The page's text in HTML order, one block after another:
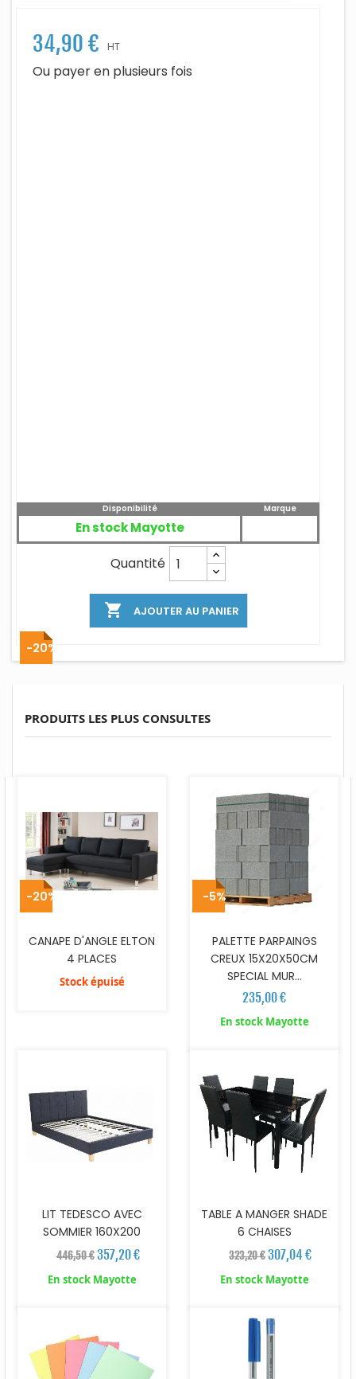
34,90 € HT
Ou payer en plusieurs fois
Disponibilité
En stock Mayotte
Marque
Quantité
 AJOUTER AU PANIER
PRODUITS LES PLUS CONSULTES
-20%
CANAPE D'ANGLE ELTON
4 PLACES
Stock épuisé
PALETTE PARPAINGS
CREUX 15X20X50CM
SPECIAL MUR...
235,00 €
En stock Mayotte
-20%
LIT TEDESCO AVEC
SOMMIER 160X200
446,50 € 357,20 €
En stock Mayotte
-5%
TABLE A MANGER SHADE
6 CHAISES
323,20 €307,04 €
En stock Mayotte